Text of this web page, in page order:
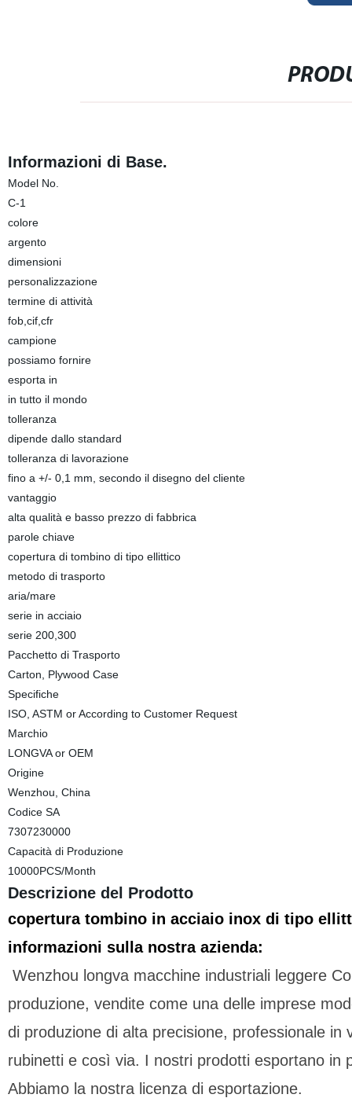
Informazioni di Base.
Model No.
C-1
colore
argento
dimensioni
personalizzazione
termine di attività
fob,cif,cfr
campione
possiamo fornire
esporta in
in tutto il mondo
tolleranza
dipende dallo standard
tolleranza di lavorazione
fino a +/- 0,1 mm, secondo il disegno del cliente
vantaggio
alta qualità e basso prezzo di fabbrica
parole chiave
copertura di tombino di tipo ellittico
metodo di trasporto
aria/mare
serie in acciaio
serie 200,300
Pacchetto di Trasporto
Carton, Plywood Case
Specifiche
ISO, ASTM or According to Customer Request
Marchio
LONGVA or OEM
Origine
Wenzhou, China
Codice SA
7307230000
Capacità di Produzione
10000PCS/Month
Descrizione del Prodotto
copertura tombino in acciaio inox di tipo
informazioni sulla nostra azienda:
Wenzhou longva macchine industriali leggere
produzione, vendite come una delle imprese
di produzione di alta precisione, professionale
rubinetti e così via. I nostri prodotti esportano in
Abbiamo la nostra licenza di esportazione.